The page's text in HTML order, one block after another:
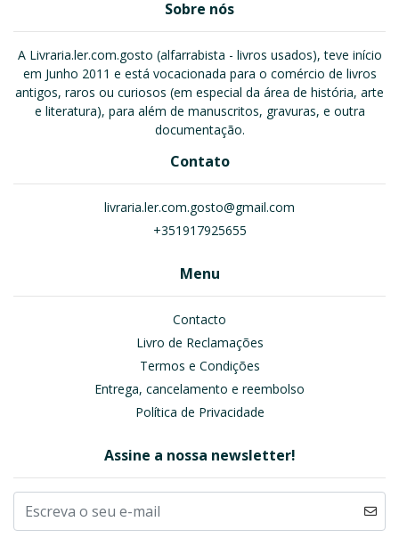
Sobre nós
A Livraria.ler.com.gosto (alfarrabista - livros usados), teve início
em Junho 2011 e está vocacionada para o comércio de livros
antigos, raros ou curiosos (em especial da área de história, arte
e literatura), para além de manuscritos, gravuras, e outra
documentação.
Contato
livraria.ler.com.gosto@gmail.com
+351917925655
Menu
Contacto
Livro de Reclamações
Termos e Condições
Entrega, cancelamento e reembolso
Política de Privacidade
Assine a nossa newsletter!